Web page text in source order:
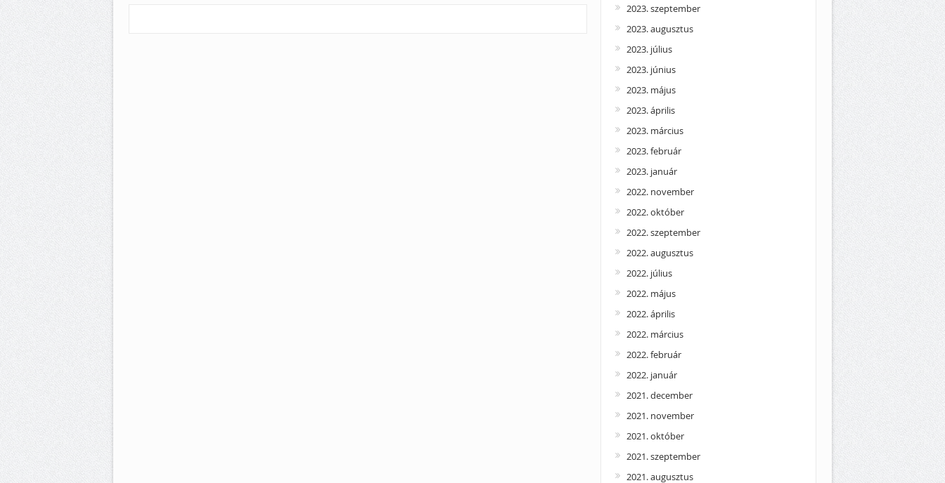
2023. szeptember
2023. augusztus
2023. július
2023. június
2023. május
2023. április
2023. március
2023. február
2023. január
2022. november
2022. október
2022. szeptember
2022. augusztus
2022. július
2022. május
2022. április
2022. március
2022. február
2022. január
2021. december
2021. november
2021. október
2021. szeptember
2021. augusztus